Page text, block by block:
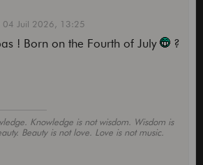
04 Juil 2026, 13:25
! Born on the Fourth of July
?
Knowledge is not wisdom. Wisdom is
Beauty is not love. Love is not music.